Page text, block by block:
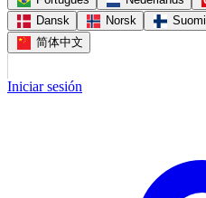
Dansk
Norsk Suomi
简体中文
Iniciar sesión